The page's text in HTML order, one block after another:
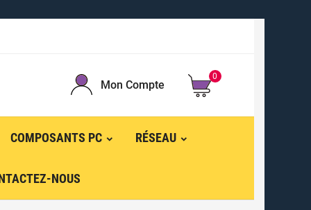
Mon Compte
0
COMPOSANTS PC RÉSEAU
NOUS